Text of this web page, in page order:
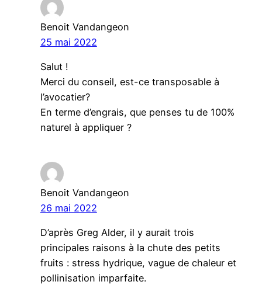
Benoit Vandangeon
25 mai 2022
Salut !
Merci du conseil, est-ce transposable à
l’avocatier?
En terme d’engrais, que penses tu de 100%
naturel à appliquer ?
Benoit Vandangeon
26 mai 2022
D’après Greg Alder, il y aurait trois
principales raisons à la chute des petits
fruits : stress hydrique, vague de chaleur et
pollinisation imparfaite.